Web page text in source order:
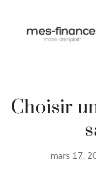
contenu
Choisir
mars 17,